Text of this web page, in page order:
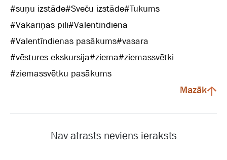
#suņu izstāde#Sveču izstāde#Tukums
#Vakariņas pilī#Valentīndiena
#Valentīndienas pasākums#vasara
#vēstures ekskursija#ziema#ziemassvētki
#ziemassvētku pasākums
Mazāk
Nav atrasts neviens ieraksts